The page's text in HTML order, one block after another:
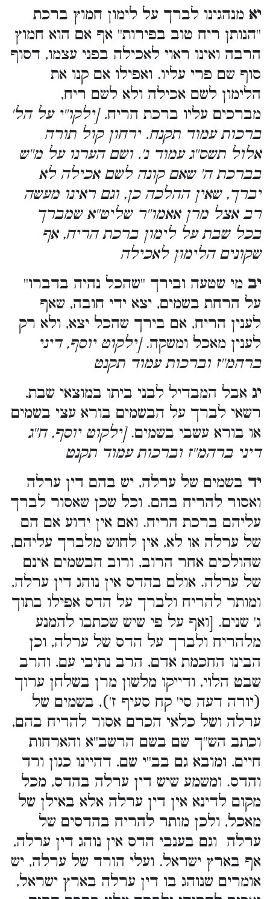
יא מנהגינו לברך על לימון חמוץ ברכת
''הנותן ריח טוב בפירות'' אף אם הוא חמוץ
הרבה ואינו ראוי לאכילה בפני עצמו, דסוף
סוף שם פרי עליו. ואפילו אם קנו את
הלימון לשם אכילה ולא לשם ריח,
מברכים עליו ברכת הריח. [ילקו''י על הל'
ברכות עמוד תקנח. ירחון קול תורה
אלול תשס''ג עמוד נ'. ושם הערנו על מ''ש
בברכת ה' שאם קונה לשם אכילה לא
יברך, שאין ההלכה כן, וגם ראינו מעשה
רב אצל מרן אאמו''ר שליט''א שמברך
בכל שבת על לימון ברכת הריח, אף
שקונים הלימון לאכילה
יב מי שטעה ובירך ''שהכל נהיה בדברו''
על הרחת בשמים, יצא ידי חובה, שאף
לענין הריח, אם בירך שהכל יצא, ולא רק
לענין מאכל ומשקה.[ילקוט יוסף, דיני
ברהמ''ז וברכות עמוד תקנט
יג אבל המבדיל לבני ביתו במוצאי שבת,
רשאי לברך על הבשמים בורא עצי בשמים
או בורא עשבי בשמים.[ילקוט יוסף, ח''ג
דיני ברהמ''ז וברכות עמוד תקנט
יד בשמים של ערלה, יש בהם דין ערלה
ואסור להריח בהם. וכל שכן שאסור לברך
עליהם ברכת הריח. ואם אין ידוע אם הם
של ערלה או לא, אין לחוש מלברך עליהם,
שהולכים אחר הרוב, ורוב הבשמים אינם
של ערלה. אולם בהדס אין נוהג דין ערלה,
ומותר להריח ולברך על הדס אפילו בתוך
ג' שנים. [ואף על פי שיש שכתבו להמנע
מלהריח ולברך על הדס של ערלה, וכן
הבינו החכמת אדם, הרב נתיבי עם, והרב
שבט הלוי, ודייקו מלשון מרן בשלחן ערוך
(יורה דעה סי' קח סעיף ז'), בשמים של
ערלה ושל כלאי הכרם אסור להריח בהם,
וכתב הש''ך שם בשם הרשב''א והארחות
חיים, ומובא גם בב''י שם, דהיינו כגון ורד
והדס. ומשמע שיש דין ערלה בהדס, מכל
מקום לדינא אין דין ערלה אלא באילן של
מאכל, ולכן מותר להריח בהדסים של
ערלה וגם בענבי הדס אין נוהג דין ערלה,
אף בארץ ישראל. ועלי הורד של ערלה, יש
אומרים שנוהג בו דין ערלה בארץ ישראל,